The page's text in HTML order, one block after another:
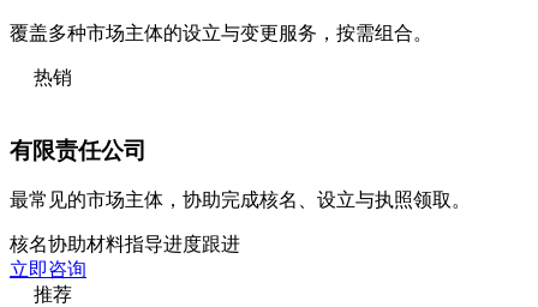
覆盖多种市场主体的设立与变更服务，按需组合。
热销
有限责任公司
最常见的市场主体，协助完成核名、设立与执照领取。
核名协助材料指导进度跟进
立即咨询
推荐